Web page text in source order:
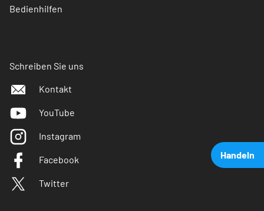
Handeln
Bedienhilfen
Schreiben Sie uns
Kontakt
YouTube
Instagram
Facebook
Twitter